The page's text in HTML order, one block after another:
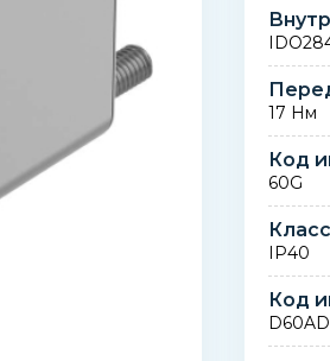
17 Нм
Код
60G
IP40
Код